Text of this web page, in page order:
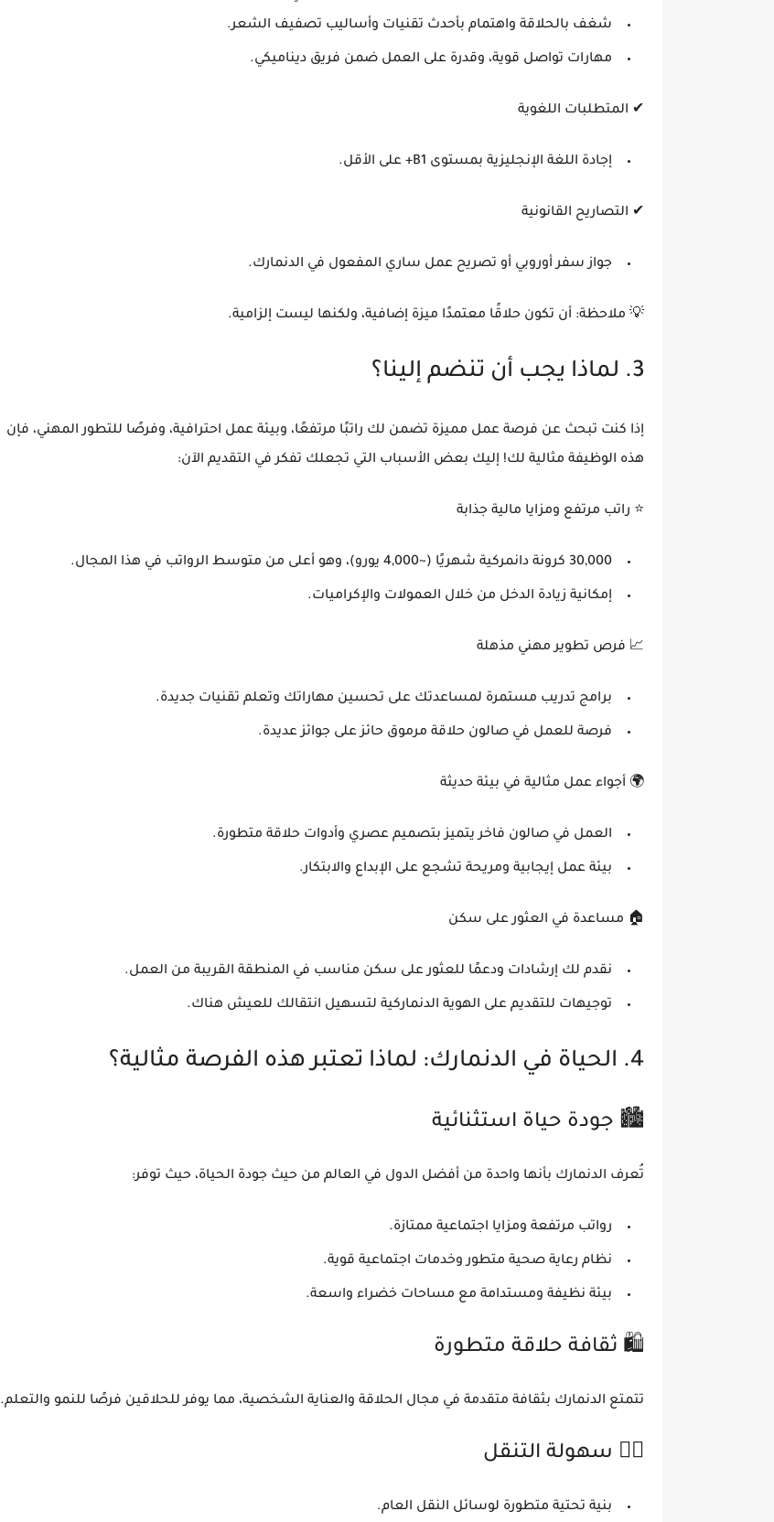
شغف بالحلاقة واهتمام بأحدث تقنيات وأساليب تصفيف الشعر.
مهارات تواصل قوية، وقدرة على العمل ضمن فريق ديناميكي.
✔ المتطلبات اللغوية
إجادة اللغة الإنجليزية بمستوى B1+ على الأقل.
✔ التصاريح القانونية
جواز سفر أوروبي أو تصريح عمل ساري المفعول في الدنمارك.
💡 ملاحظة: أن تكون حلاقًا معتمدًا ميزة إضافية، ولكنها ليست إلزامية.
3. لماذا يجب أن تنضم إلينا؟
إذا كنت تبحث عن فرصة عمل مميزة تضمن لك راتبًا مرتفعًا، وبيئة عمل احترافية، وفرصًا للتطور المهني، فإن
هذه الوظيفة مثالية لك! إليك بعض الأسباب التي تجعلك تفكر في التقديم الآن:
⭐ راتب مرتفع ومزايا مالية جذابة
30,000 كرونة دانمركية شهريًا (~4,000 يورو) ، وهو أعلى من متوسط الرواتب في هذا المجال.
إمكانية زيادة الدخل من خلال العمولات والإكراميات.
📈 فرص تطوير مهني مذهلة
برامج تدريب مستمرة لمساعدتك على تحسين مهاراتك وتعلم تقنيات جديدة.
فرصة للعمل في صالون حلاقة مرموق حائز على جوائز عديدة.
🌍 أجواء عمل مثالية في بيئة حديثة
العمل في صالون فاخريتميز بتصميم عصري وأدوات حلاقة متطورة.
بيئة عمل إيجابية ومريحة تشجع على الإبداع والابتكار.
🏠 مساعدة في العثور على سكن
نقدم لك إرشادات ودعمًا للعثور على سكن مناسب في المنطقة القريبة من العمل.
توجيهات للتقديم على الهوية الدنماركية لتسهيل انتقالك للعيش هناك.
4. الحياة في الدنمارك: لماذا تعتبر هذه الفرصة مثالية؟
🏙 جودة حياة استثنائية
تُعرف الدنمارك بأنها واحدة من أفضل الدول في العالم من حيث جودة الحياة، حيث توفر:
رواتب مرتفعة ومزايا اجتماعية ممتازة.
نظام رعاية صحية متطوروخدمات اجتماعية قوية.
بيئة نظيفة ومستدامة مع مساحات خضراء واسعة.
🛍 ثقافة حلاقة متطورة
تتمتع الدنمارك بثقافة متقدمة في مجال الحلاقة والعناية الشخصية، مما يوفر للحلاقين فرصًا للنمو والتعلم.
🚴‍♂️ سهولة التنقل
بنية تحتية متطورة لوسائل النقل العام.